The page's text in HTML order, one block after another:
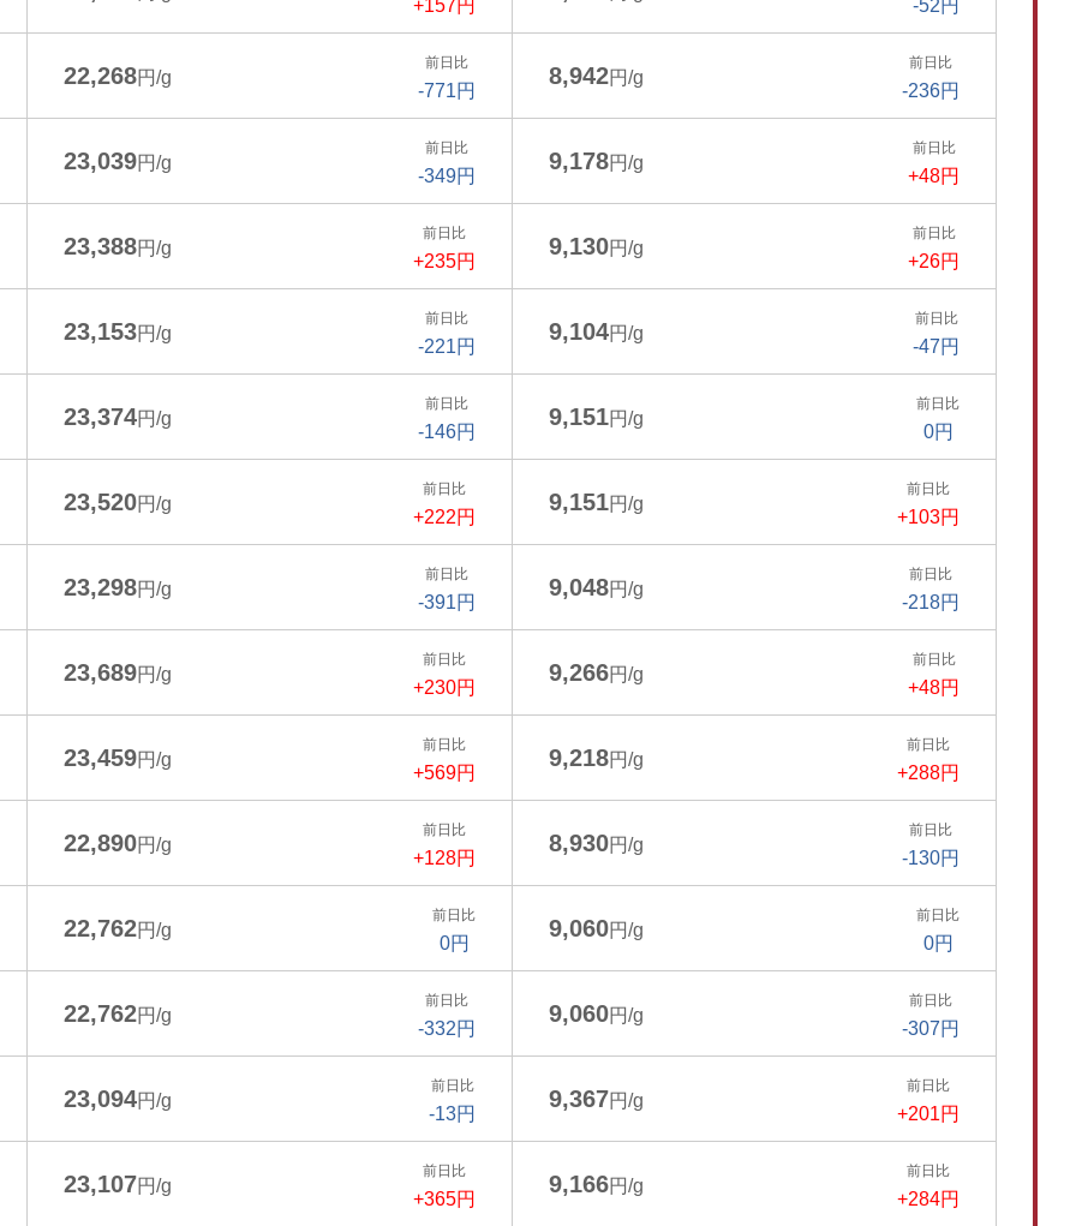
+157円 -52円
22,268円/g
前日比
-771円
8,942円/g
前日比
-236円
23,039円/g
前日比
-349円
9,178円/g
前日比
+48円
23,388円/g
前日比
+235円
9,130円/g
前日比
+26円
23,153円/g
前日比
-221円
9,104円/g
前日比
-47円
23,374円/g
前日比
-146円
9,151円/g
前日比
0円
23,520円/g
前日比
+222円
9,151円/g
前日比
+103円
23,298円/g
前日比
-391円
9,048円/g
前日比
-218円
23,689円/g
前日比
+230円
9,266円/g
前日比
+48円
23,459円/g
前日比
+569円
9,218円/g
前日比
+288円
22,890円/g
前日比
+128円
8,930円/g
前日比
-130円
22,762円/g
前日比
0円
9,060円/g
前日比
0円
22,762円/g
前日比
-332円
9,060円/g
前日比
-307円
23,094円/g
前日比
-13円
9,367円/g
前日比
+201円
23,107円/g
前日比
+365円
9,166円/g
前日比
+284円